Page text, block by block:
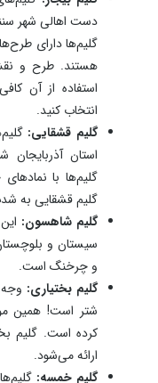
گلیم‌ها در ایران به
خطه‌ای که گلیم بافی
گلیم فرض
نماینده‌ای از آن خطه
گلیم بیجار:
دست اهالی شهر
گلیم‌ها دارای
هستند. طرح و
استفاده از آن
انتخاب کنید.
گلیم قشقایی:
استان آذربایجان
گلیم‌ها با